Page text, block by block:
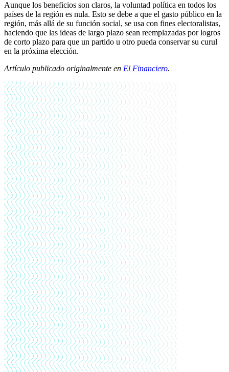
Aunque los beneficios son claros, la voluntad política en todos los
países de la región es nula. Esto se debe a que el gasto público en la
región, más allá de su función social, se usa con fines electoralistas,
haciendo que las ideas de largo plazo sean reemplazadas por logros
de corto plazo para que un partido u otro pueda conservar su curul
en la próxima elección.
Artículo publicado originalmente en El Financiero.